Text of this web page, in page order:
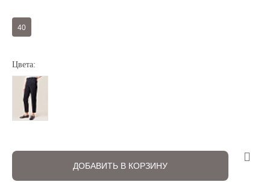
40
Цвета:
ДОБАВИТЬ В КОРЗИНУ